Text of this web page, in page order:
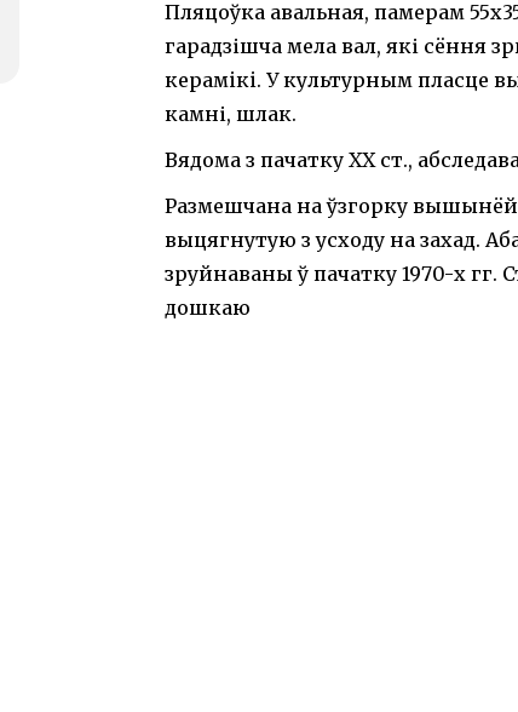
Пляцоўка авальная, памерам
гарадзішча мела вал, які сёння
керамiкi. У культурным пласце
камні, шлак.
Вядома з пачатку ХХ ст.,
Размешчана на ўзгорку вышынёй
выцягнутую з усходу на захад.
зруйнаваны ў пачатку 1970-х гг.
дошкаю